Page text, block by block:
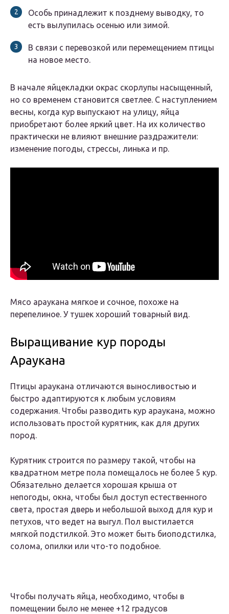
Особь принадлежит к позднему выводку, то
есть вылупилась осенью или зимой.
В связи с перевозкой или перемещением птицы
на новое место.
В начале яйцекладки окрас скорлупы насыщенный,
но со временем становится светлее. С наступлением
весны, когда кур выпускают на улицу, яйца
приобретают более яркий цвет. На их количество
практически не влияют внешние раздражители:
изменение погоды, стрессы, линька и пр.
Мясо араукана мягкое и сочное, похоже на
перепелиное. У тушек хороший товарный вид.
Выращивание кур породы
Араукана
Птицы араукана отличаются выносливостью и
быстро адаптируются к любым условиям
содержания. Чтобы разводить кур араукана, можно
использовать простой курятник, как для других
пород.
Курятник строится по размеру такой, чтобы на
квадратном метре пола помещалось не более 5 кур.
Обязательно делается хорошая крыша от
непогоды, окна, чтобы был доступ естественного
света, простая дверь и небольшой выход для кур и
петухов, что ведет на выгул. Пол выстилается
мягкой подстилкой. Это может быть биоподстилка,
солома, опилки или что-то подобное.
Чтобы получать яйца, необходимо, чтобы в
помещении было не менее +12 градусов